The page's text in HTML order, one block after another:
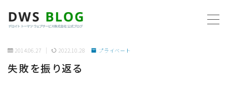
ホーム
2014.06.27 2022.10.28 プライベート
失敗を振り返る